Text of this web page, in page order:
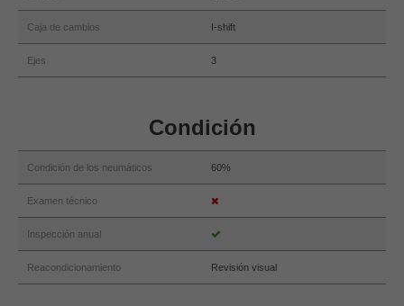
Caja de cambios I-shift
Ejes 3
Condición
Condición de los neumáticos 60%
Examen técnico
Inspección anual
Reacondicionamiento Revisión visual